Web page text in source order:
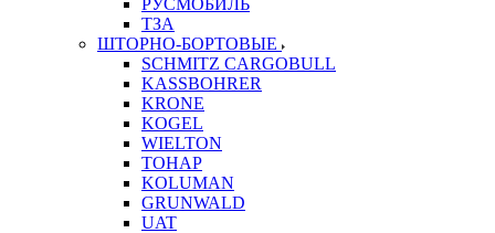
РУСМОБИЛЬ
ТЗА
ШТОРНО-БОРТОВЫЕ
SCHMITZ CARGOBULL
KASSBOHRER
KRONE
KOGEL
WIELTON
ТОНАР
KOLUMAN
GRUNWALD
UAT